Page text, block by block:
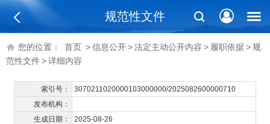
规范性文件
您的位置： 首页 >信息公开>法定主动公开内容 > 履职依据>规
范性文件>详细内容
索引号：
3070211020000103000000/2025082600000710
发布机构：
生成日期：
2025-08-26